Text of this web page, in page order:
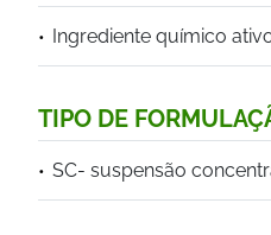
Ingrediente químico
TIPO DE
SC- suspensão